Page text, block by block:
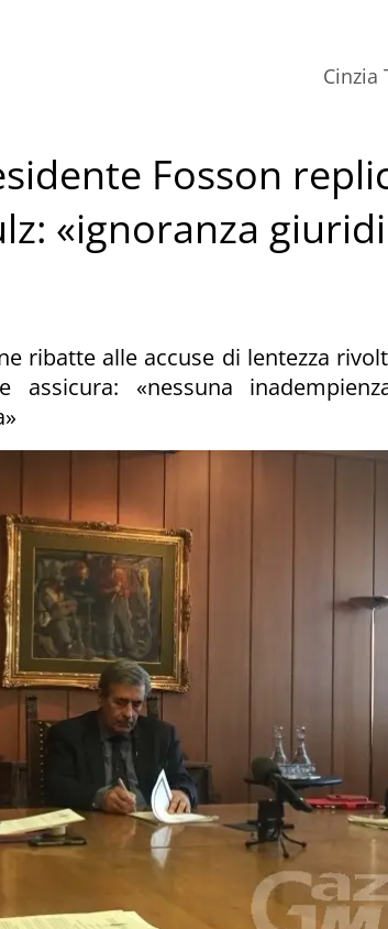
Cinzia
Fosson
«ignoranza
ribatte alle accuse di lentezza
«nessuna